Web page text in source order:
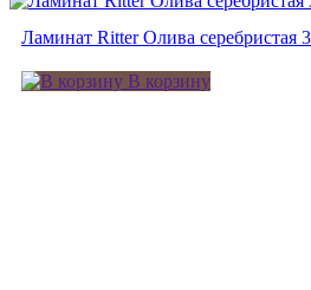
Ламинат Ritter Олива серебристая
В корзину